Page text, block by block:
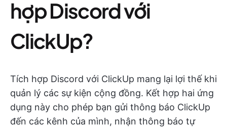
hợp Discord với
ClickUp?
Tích hợp Discord với ClickUp mang lại lợi thế khi
quản lý các sự kiện cộng đồng. Kết hợp hai ứng
dụng này cho phép bạn gửi thông báo ClickUp
đến các kênh của mình, nhận thông báo tự